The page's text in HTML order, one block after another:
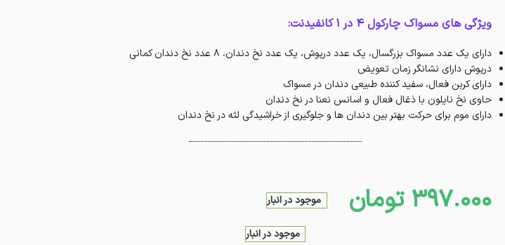
ویژگی های مسواک چارکول 4 در 1 کانفیدنت:
دارای یک عدد مسواک بزرگسال، یک عدد درپوش، یک عدد نخ دندان، 8 عدد نخ دندان کمانی
درپوش دارای نشانگر زمان تعویض
دارای کربن فعال، سفید کننده طبیعی دندان در مسواک
حاوی نخ نایلون با ذغال فعال و اسانس نعنا در نخ دندان
دارای موم برای حرکت بهتر بین دندان ها و جلوگیری از خراشیدگی لثه در نخ دندان
397.000 تومان موجود در انبار
موجود در انبار